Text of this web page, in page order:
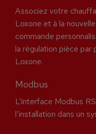
Associez votre
Loxone et à la
commande
la régulation pièce par
Loxone.
Modbus
L’interface Modbus
l’installation dans un